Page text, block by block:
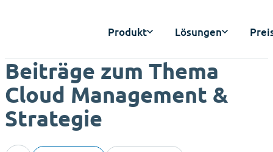
Produkt Lösungen
Beiträge zum Thema
Cloud Management &
Strategie